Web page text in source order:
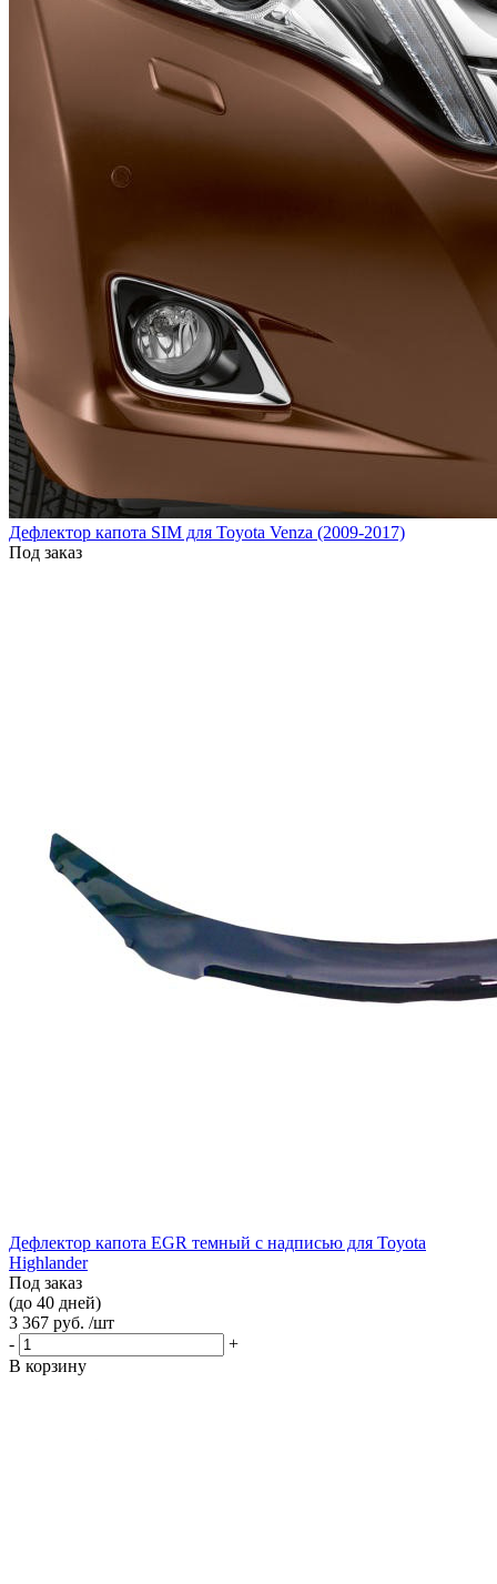
Дефлектор капота SIM для Toyota Venza (2009-2017)
Под заказ
Дефлектор капота EGR темный с надписью для Toyota
Highlander
Под заказ
(до 40 дней)
3 367 руб. /шт
-
+
В корзину